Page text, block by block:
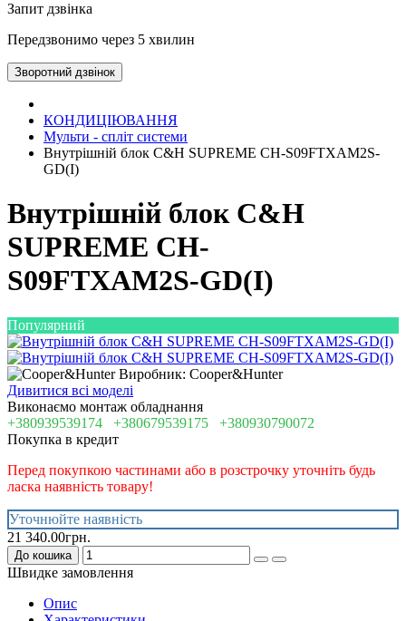
Запит дзвінка
Передзвонимо через 5 хвилин
Зворотний дзвінок
КОНДИЦІЮВАННЯ
Мульти - спліт системи
Внутрішній блок C&H SUPREME CH-S09FTXAM2S-
GD(I)
Внутрішній блок C&H
SUPREME CH-
S09FTXAM2S-GD(I)
Популярний
Виробник: Cooper&Hunter
Дивитися всі моделі
Виконаємо монтаж обладнання
+380939539174 +380679539175 +380930790072
Покупка в кредит
Перед покупкою частинами або в розстрочку уточніть будь
ласка наявність товару!
Уточнюйте наявність
21 340.00грн.
До кошика
Швидке замовлення
Опис